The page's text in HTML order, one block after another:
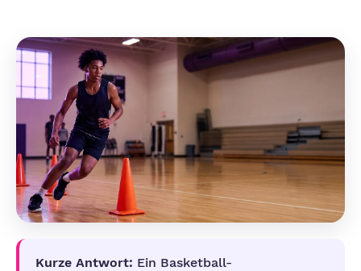
Kurze Antwort: Ein Basketball-